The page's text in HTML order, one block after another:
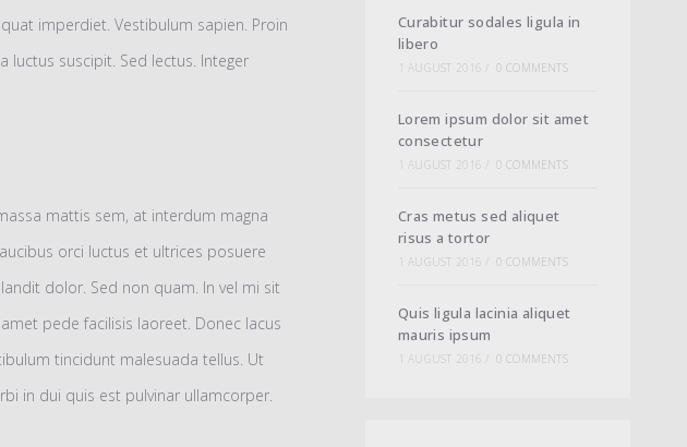
imperdiet. Vestibulum sapien. Proin
luctus suscipit. Sed lectus. Integer
mattis sem, at interdum magna
orci luctus et ultrices posuere
dolor. Sed non quam. In vel mi sit
pede facilisis laoreet. Donec lacus
tincidunt malesuada tellus. Ut
in dui quis est pulvinar ullamcorper.
Curabitur sodales ligula in
libero
1 AUGUST 2016 0 COMMENTS
Lorem ipsum dolor sit amet
consectetur
1 AUGUST 2016 0 COMMENTS
Cras metus sed aliquet
risus a tortor
1 AUGUST 2016 0 COMMENTS
Quis ligula lacinia aliquet
mauris ipsum
1 AUGUST 2016 0 COMMENTS